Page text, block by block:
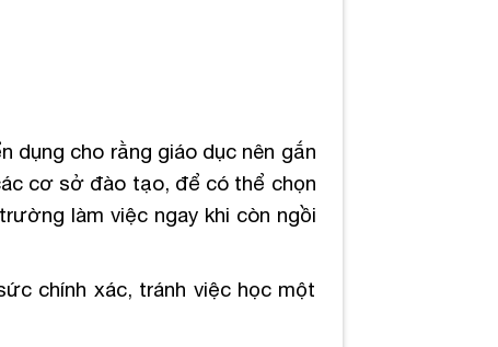
dụng cho rằng giáo dục nên gắn
cơ sở đào tạo, để có thể chọn
làm việc ngay khi còn ngồi
chính xác, tránh việc học một